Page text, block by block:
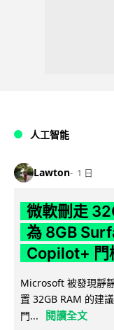
人工智能
Lawton 1 日
微軟刪走
為 8GB
Copilot+ 門
Microsoft 被發現靜
置 32GB RAM 的建
門...
閱讀全文